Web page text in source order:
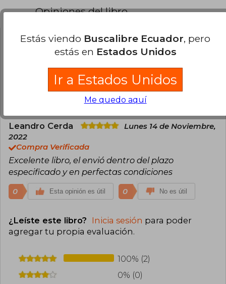
Opiniones del libro
Eligio Ramirez Rios
Domingo 24 de
Septiembre, 2023
Excelente producto, llegó en buen estado y rápido
Esta opinión es útil 0
Leandro Cerda
Lunes 14 de Noviembre,
2022
Compra Verificada
Excelente libro, el envió dentro del plazo
especificado y en perfectas condiciones
0 Esta opinión es útil 0 No es útil
¿Leíste este libro? Inicia sesión para poder
agregar tu propia evaluación.
100% (2)
0% (0)
Estás viendo Buscalibre Ecuador, pero
estás en Estados Unidos
Ir a Estados Unidos
Me quedo aquí